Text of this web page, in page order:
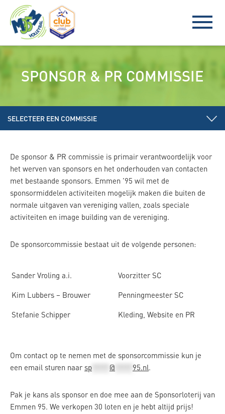
SPONSOR & PR COMMISSIE
SELECTEER EEN COMMISSIE
De sponsor & PR commissie is primair verantwoordelijk voor
het werven van sponsors en het onderhouden van contacten
met bestaande sponsors. Emmen ’95 wil met de
sponsormiddelen activiteiten mogelijk maken die buiten de
normale uitgaven van vereniging vallen, zoals speciale
activiteiten en image building van de vereniging.
De sponsorcommissie bestaat uit de volgende personen:
Sander Vroling a.i.
Voorzitter SC
Kim Lubbers – Brouwer
Penningmeester SC
Stefanie Schipper
Kleding, Website en PR
Om contact op te nemen met de sponsorcommissie kun je
een email sturen naar sp @ 95.nl.
Pak je kans als sponsor en doe mee aan de Sponsorloterij van
Emmen 95. We verkopen 30 loten en je hebt altijd prijs!